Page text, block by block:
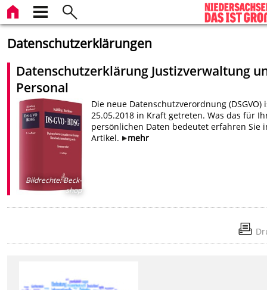
Datenschutzerklärungen
Datenschutzerklärung Justizverwaltung
Personal
Bildrechte:Beck-
shop
Die neue Datenschutzverordnung (DSGVO)
25.05.2018 in Kraft getreten. Was das für
persönlichen Daten bedeutet erfahren Sie
Artikel.
mehr